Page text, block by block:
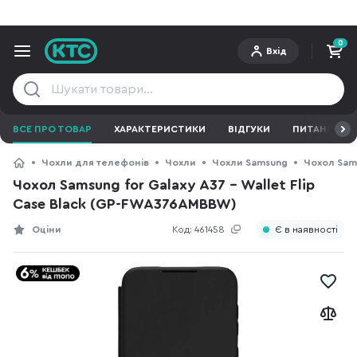
Вхід
0
ВСЕ ПРО ТОВАР ХАРАКТЕРИСТИКИ ВІДГУКИ ПИТАННЯ ТА
Чохли для телефонів Чохли Чохли Samsung Чохол
Чохол Samsung for Galaxy A37 - Wallet Flip
Case Black (GP-FWA376AMBBW)
Код: 461458
Оціни Є в наявності